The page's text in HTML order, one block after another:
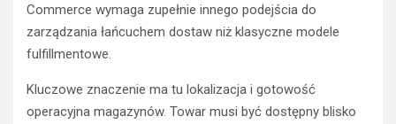
Commerce wymaga zupełnie innego podejścia do
zarządzania łańcuchem dostaw niż klasyczne modele
fulfillmentowe.
Kluczowe znaczenie ma tu lokalizacja i gotowość
operacyjna magazynów. Towar musi być dostępny blisko